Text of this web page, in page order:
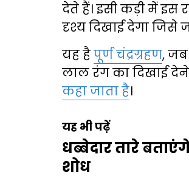
देते हैं। इसी कड़ी में इस
दृश्य दिखाई देगा जिसे
यह हैपूर्ण चंद्रग्रहण, जब
लाल रंग का दिखाई
कहा जाता है।
यह भी पढ़ें
धब्बेदार तारे
शोध